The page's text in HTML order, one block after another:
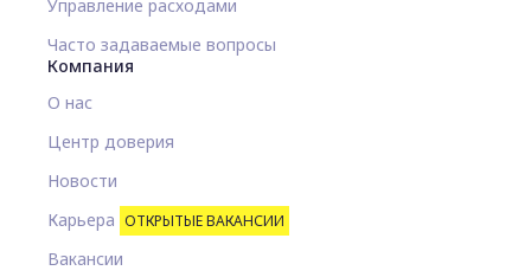
Управление расходами
Часто задаваемые вопросы
Компания
О нас
Центр доверия
Новости
Карьера ОТКРЫТЫЕ ВАКАНСИИ
Вакансии